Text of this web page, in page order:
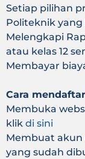
Setiap pilihan
Politeknik
Melengkapi
atau kelas 12
Membayar
Cara mendaftar
Membuka
klik di sini
Membuat
yang sudah